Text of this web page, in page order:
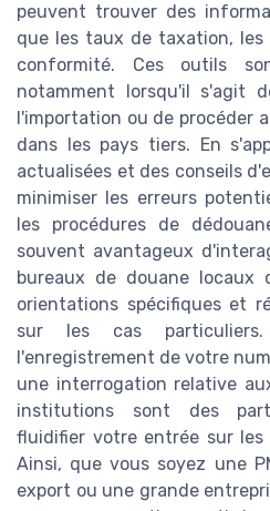
peuvent trouver des
que les taux de taxation,
conformité. Ces outils
notamment lorsqu'il s'agit
l'importation ou de procéder
dans les pays tiers. En
actualisées et des conseils
minimiser les erreurs
les procédures de
souvent avantageux
bureaux de douane
orientations spécifiques et
sur les cas
l'enregistrement de votre
une interrogation relative
institutions sont des
fluidifier votre entrée sur les
Ainsi, que vous soyez une
export ou une grande